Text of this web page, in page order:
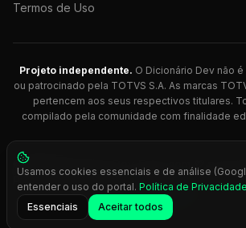
Termos de Uso
Projeto independente. O Dicionário Dev não
ou patrocinado pela TOTVS S.A. As marcas
pertencem aos seus respectivos titulares.
compilado pela comunidade com finalidade
© 2026 Dicionário Dev. Feito com 💚 para
Protheus.
Press Ctrl+K
Usamos cookies essenciais e de análise
entender o uso do portal. Política de Privacidade
Essenciais
Aceitar todos